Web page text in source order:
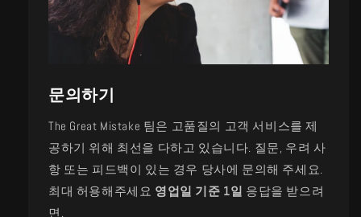
문의하기
The Great Mistake 팀은 고품질의 고객 서비스를 제
공하기 위해 최선을 다하고 있습니다. 질문, 우려 사
항 또는 피드백이 있는 경우 당사에 문의해 주세요.
최대 허용해주세요 영업일 기준 1일 응답을 받으려
면.